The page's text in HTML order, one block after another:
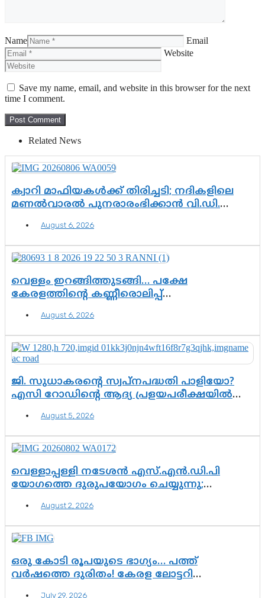
Name
Email
Website
Save my name, email, and website in this browser for the next
time I comment.
Related News
ക്വാറി മാഫിയകൾക്ക് തിരിച്ചടി; നദികളിലെ
മണൽവാരൽ പുനരാരംഭിക്കാൻ വി.ഡി.
August 6, 2026
വെള്ളം ഇറങ്ങിത്തുടങ്ങി… പക്ഷേ
കേരളത്തിന്റെ കണ്ണീരൊലിപ്പ്
August 6, 2026
ജി. സുധാകരന്റെ സ്വപ്നപദ്ധതി പാളിയോ?
എസി റോഡിന്റെ ആദ്യ പ്രളയപരീക്ഷയിൽ
August 5, 2026
വെള്ളാപ്പള്ളി നടേശൻ എസ്.എൻ.ഡി.പി
യോഗത്തെ ദുരുപയോഗം ചെയ്യുന്നു;
വിഷവിത്ത്: ഗോകുലം ഗോപാലൻ
August 2, 2026
ഒരു കോടി രൂപയുടെ ഭാഗ്യം… പത്ത്
വർഷത്തെ ദുരിതം! കേരള ലോട്ടറി
July 29, 2026